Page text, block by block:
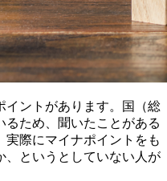
イントがあります。国（総
ため、聞いたことがある
実際にマイナポイントをも
、というとしていない人が